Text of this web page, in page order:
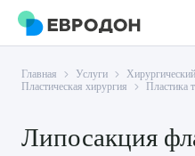
О компании
Главная Услуги
Пластическая хирургия
Пластика
Липосакция